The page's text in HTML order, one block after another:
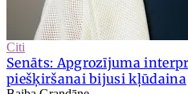
Citi
Senāts: Apgrozījuma
piešķiršanai bijusi kļūdaina